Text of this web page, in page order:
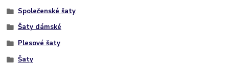
Společenské šaty
Šaty dámské
Plesové šaty
Šaty